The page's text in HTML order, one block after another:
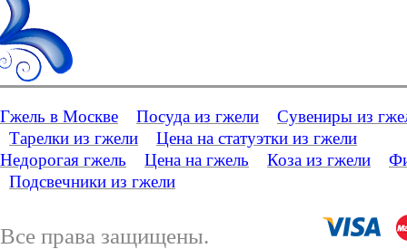
Гжель в Москве Посуда из гжели
Сувениры из
Тарелки из гжели
Цена на статуэтки из гжели
Недорогая гжель
Цена на гжель Коза из гжели
Подсвечники из гжели
Все права защищены.